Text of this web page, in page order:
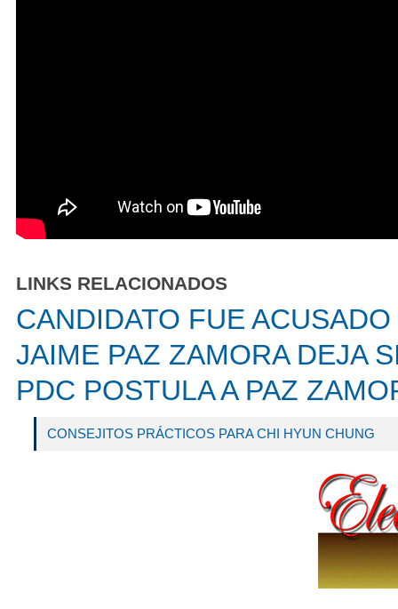
LINKS RELACIONADOS
CANDIDATO FUE
JAIME PAZ ZAMORA DEJA
PDC POSTULA A PAZ
CONSEJITOS PRÁCTICOS PARA CHI HYUN CHUNG